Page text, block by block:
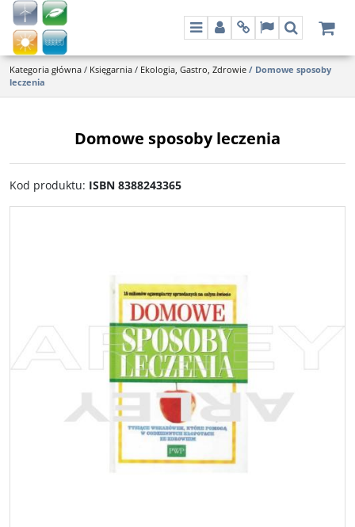
MenuPanelInfoLangSzukaj
Kategoria główna / Księgarnia / Ekologia, Gastro, Zdrowie / Domowe sposoby
leczenia
Domowe sposoby leczenia
Kod produktu: ISBN 8388243365